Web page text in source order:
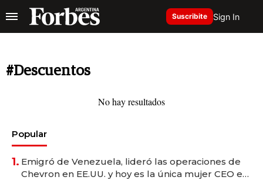
Suscribite Sign In
#Descuentos
No hay resultados
Popular
1. Emigró de Venezuela, lideró las operaciones de
Chevron en EE.UU. y hoy es la única mujer CEO en